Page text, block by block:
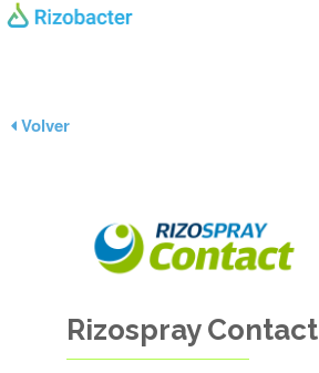
Pasar al contenido principal
Volver
Rizospray Contact